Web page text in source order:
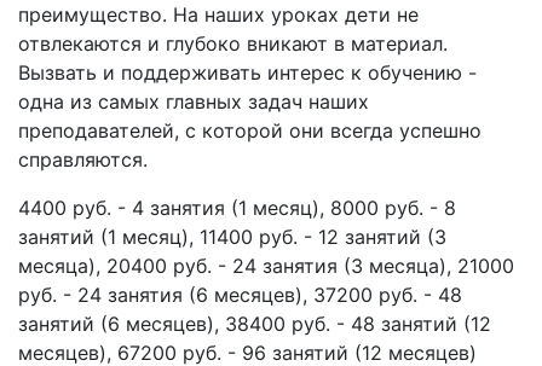
преимущество. На наших уроках дети не
отвлекаются и глубоко вникают в материал.
Вызвать и поддерживать интерес к обучению -
одна из самых главных задач наших
преподавателей, с которой они всегда успешно
справляются.
4400 руб. - 4 занятия (1 месяц), 8000 руб. - 8
занятий (1 месяц), 11400 руб. - 12 занятий (3
месяца), 20400 руб. - 24 занятия (3 месяца), 21000
руб. - 24 занятия (6 месяцев), 37200 руб. - 48
занятий (6 месяцев), 38400 руб. - 48 занятий (12
месяцев), 67200 руб. - 96 занятий (12 месяцев)